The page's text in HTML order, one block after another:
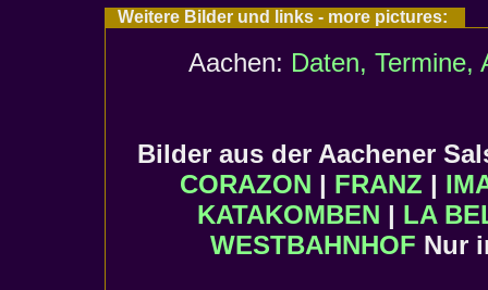
Weitere Bilder und links - more pictures:
Aachen: Daten, Termine,
Bilder aus der Aachener
CORAZON | FRANZ |
KATAKOMBEN | LA
WESTBAHNHOF Nur